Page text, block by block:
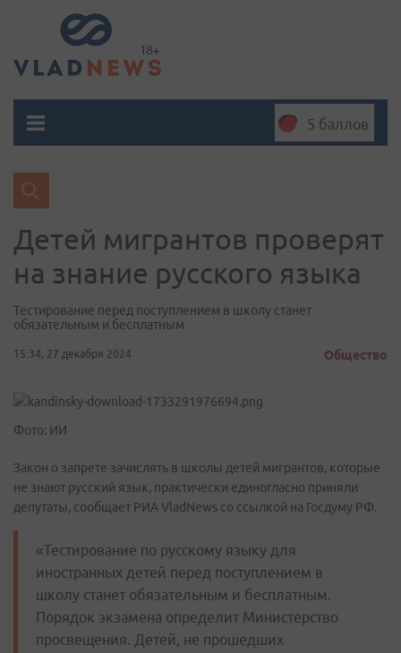
5 баллов
Детей мигрантов проверят
на знание русского языка
Тестирование перед поступлением в школу станет
обязательным и бесплатным
15:34, 27 декабря 2024 Общество
Фото: ИИ
Закон о запрете зачислять в школы детей мигрантов, которые
не знают русский язык, практически единогласно приняли
депутаты, сообщает РИА VladNews со ссылкой на Госдуму РФ.
«Тестирование по русскому языку для
иностранных детей перед поступлением в
школу станет обязательным и бесплатным.
Порядок экзамена определит Министерство
просвещения. Детей, не прошедших